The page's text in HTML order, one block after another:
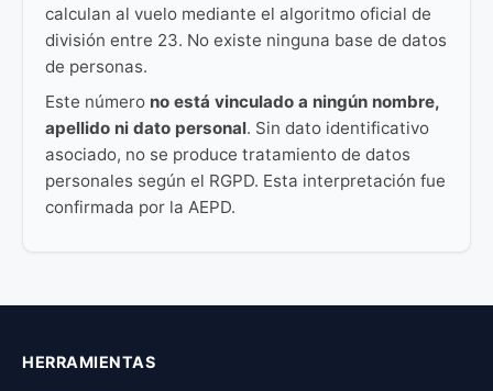
calculan al vuelo mediante el algoritmo oficial de
división entre 23. No existe ninguna base de datos
de personas.
Este número no está vinculado a ningún nombre,
apellido ni dato personal. Sin dato identificativo
asociado, no se produce tratamiento de datos
personales según el RGPD. Esta interpretación fue
confirmada por la AEPD.
HERRAMIENTAS